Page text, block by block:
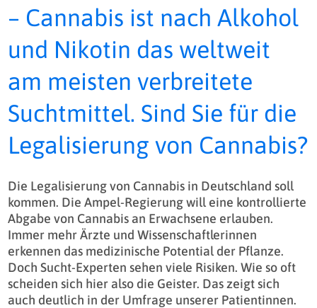
– Cannabis ist nach Alkohol
und Nikotin das weltweit
am meisten verbreitete
Suchtmittel. Sind Sie für die
Legalisierung von Cannabis?
Die Legalisierung von Cannabis in Deutschland soll
kommen. Die Ampel-Regierung will eine kontrollierte
Abgabe von Cannabis an Erwachsene erlauben.
Immer mehr Ärzte und Wissenschaftlerinnen
erkennen das medizinische Potential der Pflanze.
Doch Sucht-Experten sehen viele Risiken. Wie so oft
scheiden sich hier also die Geister. Das zeigt sich
auch deutlich in der Umfrage unserer Patientinnen.